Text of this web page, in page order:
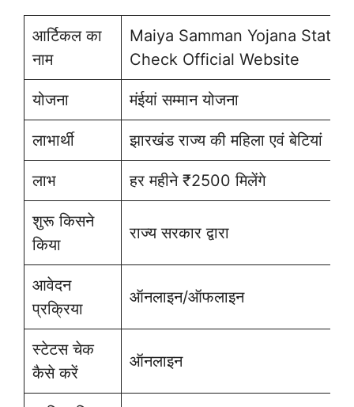
आर्टिकल का
नाम
Maiya Samman Yojana Status
Check Official Website
योजना मंईयां सम्मान योजना
लाभार्थी झारखंड राज्य की महिला एवं बेटियां
लाभ हर महीने ₹2500 मिलेंगे
शुरू किसने
किया
राज्य सरकार द्वारा
आवेदन
प्रक्रिया
ऑनलाइन/ऑफलाइन
स्टेटस चेक
कैसे करें
ऑनलाइन